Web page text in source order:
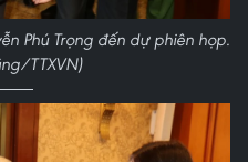
Phú Trọng đến dự phiên họp.
TTXVN)